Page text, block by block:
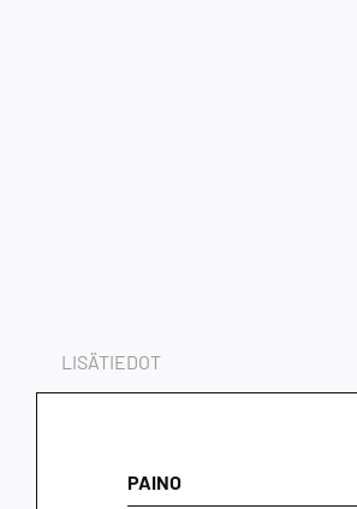
LISÄTIEDOT
PAINO